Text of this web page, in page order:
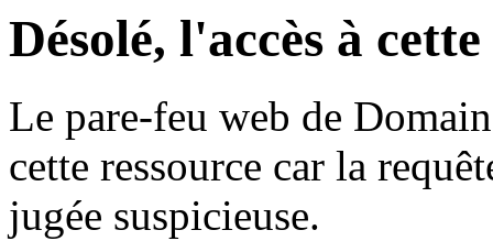
Désolé, l'accès à
Le pare-feu web de
cette ressource car la
jugée suspicieuse.